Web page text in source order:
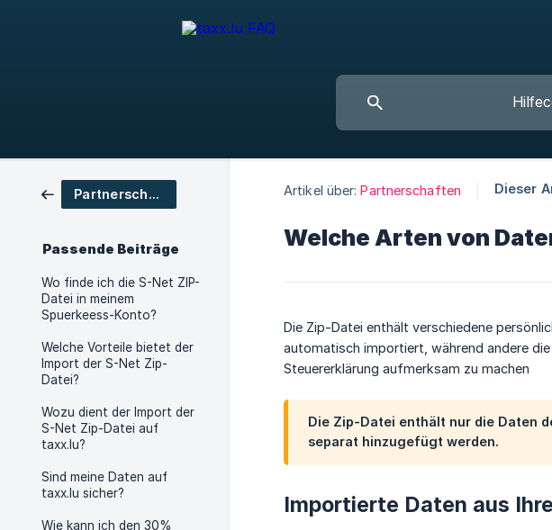
Partnerschaften
Passende Beiträge
Wo finde ich die S-Net ZIP-
Datei in meinem
Spuerkeess-Konto?
Welche Vorteile bietet der
Import der S-Net Zip-
Datei?
Wozu dient der Import der
S-Net Zip-Datei auf
taxx.lu?
Sind meine Daten auf
taxx.lu sicher?
Wie kann ich den 30%
Artikel über: Partnerschaften Dieser
Welche Arten von
Die Zip-Datei enthält verschiedene
automatisch importiert, während andere
Steuererklärung aufmerksam zu machen
Die Zip-Datei enthält nur die Daten
separat hinzugefügt werden.
Importierte Daten aus